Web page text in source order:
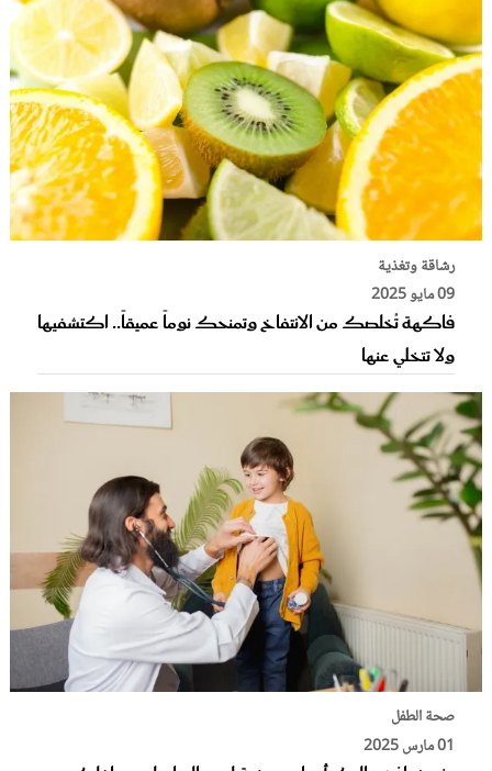
رشاقة وتغذية
09 مايو 2025
فاكهة تُخلصك من الانتفاخ وتمنحك نوماً عميقاً.. اكتشفيها
ولا تتخلي عنها
صحة الطفل
01 مارس 2025